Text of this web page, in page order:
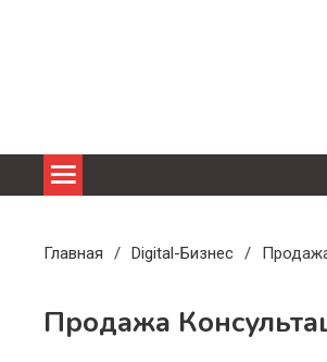
Главная Digital-Бизнес
Продажа